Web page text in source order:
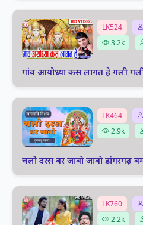
LK524
3.2k
गांव आयोध्या कस लागत हे गली
LK464
2.9k
चलो दरस बर जाबो जाबो डांगरगढ़
LK760
2.2k